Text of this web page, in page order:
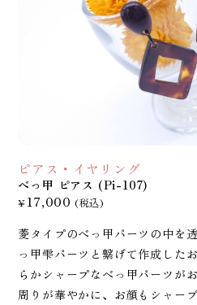
ピアス・イヤリング
べっ甲 ピアス (Pi-107)
¥17,000 (税込)
菱タイプのべっ甲パーツの中を
っ甲雫パーツと繋げて作成した
らかシャープなべっ甲パーツが
周りが華やかに、お顔もシャー